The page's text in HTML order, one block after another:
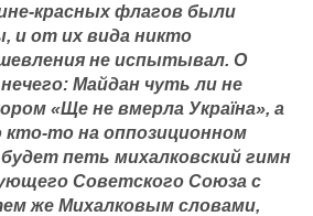
красных флагов были
и от их вида никто
не испытывал. О
Майдан чуть ли не
«Ще не вмерла Україна», а
то на оппозиционном
петь михалковский гимн
Советского Союза с
же Михалковым словами,